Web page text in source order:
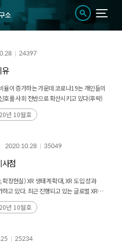
24397
유
율이 증가하는 가운데 코로나19는 개인들의
호를 사회 전반으로 확산시키고 있다(후략)
년 10월호
2020.10.28 35049
점
장현실) XR 생태계 확대, XR 도입 성과
고 있다. 최근 진행되고 있는 글로벌 XR
고(후략)
년 10월호
25234